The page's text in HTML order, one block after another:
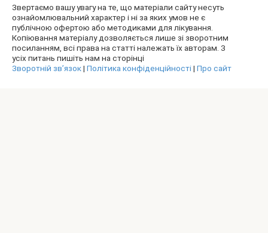
Звертаємо вашу увагу на те, що матеріали сайту несуть
ознайомлювальний характер і ні за яких умов не є
публічною офертою або методиками для лікування.
Копіювання матеріалу дозволяється лише зі зворотним
посиланням, всі права на статті належать їх авторам. З
усіх питань пишіть нам на сторінці
Зворотній зв’язок| Політика конфіденційності| Про сайт